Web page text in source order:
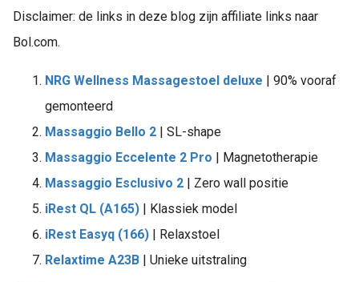
Disclaimer: de links in deze blog zijn affiliate links naar
Bol.com.
NRG Wellness Massagestoel deluxe | 90% vooraf
gemonteerd
Massaggio Bello 2 | SL-shape
Massaggio Eccelente 2 Pro | Magnetotherapie
Massaggio Esclusivo 2 | Zero wall positie
iRest QL (A165) | Klassiek model
iRest Easyq (166) | Relaxstoel
Relaxtime A23B | Unieke uitstraling